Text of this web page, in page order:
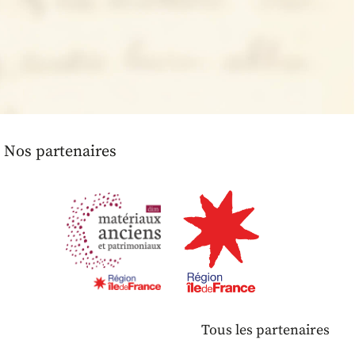
Nos partenaires
Tous les partenaires